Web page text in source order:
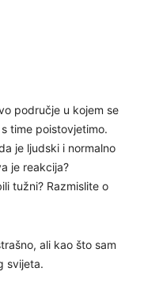
područje u kojem se
time poistovjetimo.
je ljudski i normalno
je reakcija?
tužni? Razmislite o
ali kao što sam
svijeta.